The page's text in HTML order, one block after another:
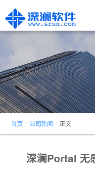
首页 公司新闻 正文
深澜Portal 无